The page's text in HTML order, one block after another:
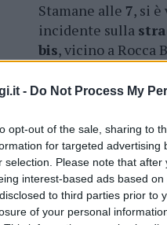
- Do Not Process My
opt-out of the sale, sharing to
for targeted
selection. Please note that
interest-based ads based
to third parties prior to
of your personal
Stamane alle 7, si
incidente sulla
bis, vicino a Rocca
sono scontrate,
sono state
Ivigili del fuocodi
estratto una
presi in cura dal